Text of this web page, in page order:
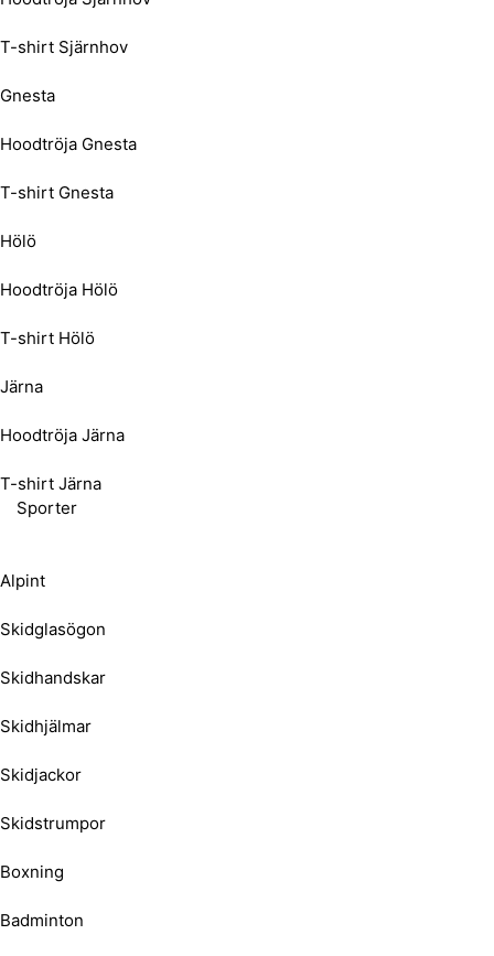
T-shirt Sjärnhov
Gnesta
Hoodtröja Gnesta
T-shirt Gnesta
Hölö
Hoodtröja Hölö
T-shirt Hölö
Järna
Hoodtröja Järna
T-shirt Järna
Sporter
Alpint
Skidglasögon
Skidhandskar
Skidhjälmar
Skidjackor
Skidstrumpor
Boxning
Badminton